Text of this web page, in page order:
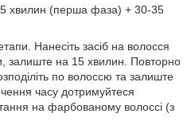
хвилин (перша фаза) + 30-35
Нанесіть засіб на волосся
залиште на 15 хвилин. Повторно
по волоссю та залиште
часу дотримуйтеся
на фарбованому волоссі (з